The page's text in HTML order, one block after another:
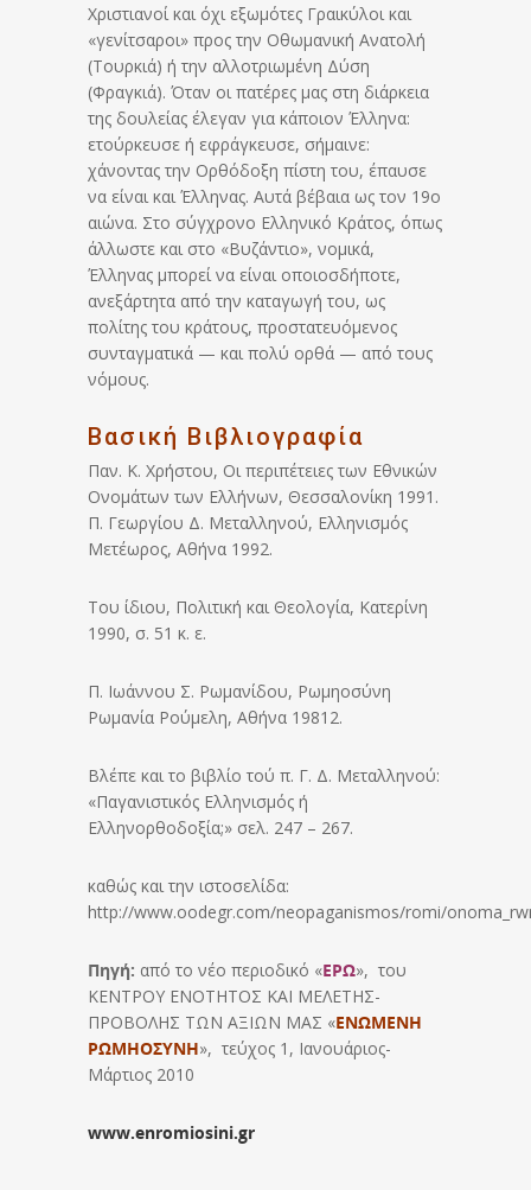
Χριστιανοί και όχι εξωμότες Γραικύλοι και
«γενίτσαροι» προς την Οθωμανική Ανατολή
(Τουρκιά) ή την αλλοτριωμένη Δύση
(Φραγκιά). Όταν οι πατέρες μας στη διάρκεια
της δουλείας έλεγαν για κάποιον Έλληνα:
ετούρκευσε ή εφράγκευσε, σήμαινε:
χάνοντας την Ορθόδοξη πίστη του, έπαυσε
να είναι και Έλληνας. Αυτά βέβαια ως τον 19ο
αιώνα. Στο σύγχρονο Ελληνικό Κράτος, όπως
άλλωστε και στο «Βυζάντιο», νομικά,
Έλληνας μπορεί να είναι οποιοσδήποτε,
ανεξάρτητα από την καταγωγή του, ως
πολίτης του κράτους, προστατευόμενος
συνταγματικά — και πολύ ορθά — από τους
νόμους.
Βασική Βιβλιογραφία
Παν. Κ. Χρήστου, Οι περιπέτειες των Εθνικών
Ονομάτων των Ελλήνων, Θεσσαλονίκη 1991.
Π. Γεωργίου Δ. Μεταλληνού, Ελληνισμός
Μετέωρος, Αθήνα 1992.
Του ίδιου, Πολιτική και Θεολογία, Κατερίνη
1990, σ. 51 κ. ε.
Π. Ιωάννου Σ. Ρωμανίδου, Ρωμηοσύνη
Ρωμανία Ρούμελη, Αθήνα 19812.
Βλέπε και το βιβλίο τού π. Γ. Δ. Μεταλληνού:
«Παγανιστικός Ελληνισμός ή
Ελληνορθοδοξία;» σελ. 247 – 267.
καθώς και την ιστοσελίδα:
http://www.oodegr.com/neopaganismos/romi/
Πηγή: από το νέο περιοδικό «ΕΡΩ», του
ΚΕΝΤΡΟΥ ΕΝΟΤΗΤΟΣ ΚΑΙ ΜΕΛΕΤΗΣ-
ΠΡΟΒΟΛΗΣ ΤΩΝ ΑΞΙΩΝ ΜΑΣ «ΕΝΩΜΕΝΗ
ΡΩΜΗΟΣΥΝΗ», τεύχος 1, Ιανουάριος-
Μάρτιος 2010
www.enromiosini.gr